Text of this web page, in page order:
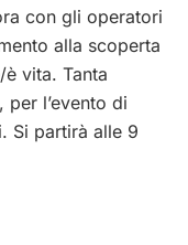
con gli operatori
alla scoperta
vita. Tanta
l’evento di
Si partirà alle 9